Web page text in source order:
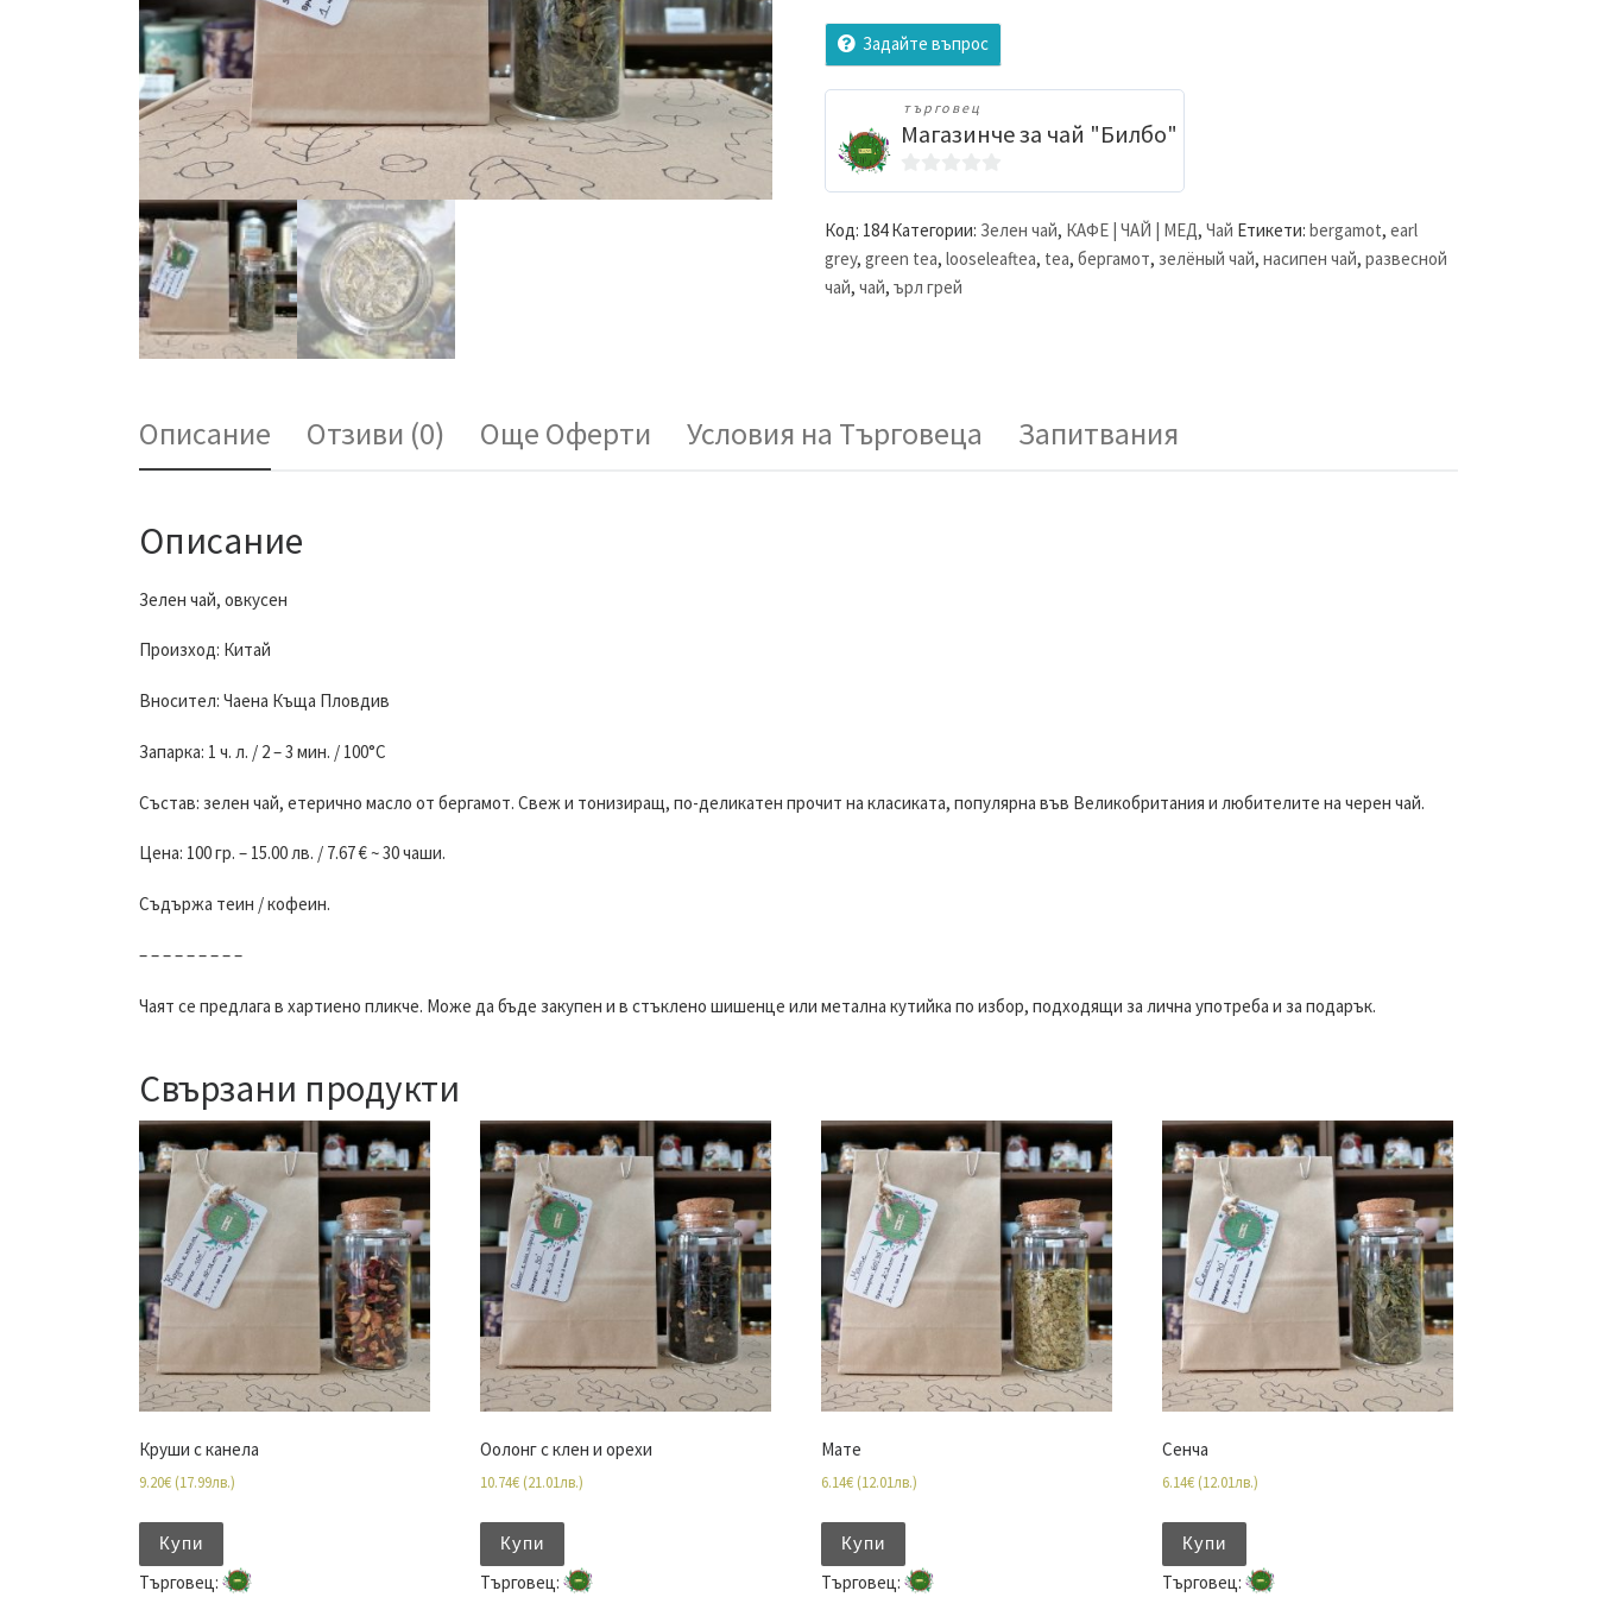
Задайте въпрос
търговец
Магазинче за чай "Билбо"
0
o
Код: 184Категории: Зелен чай, КАФЕ | ЧАЙ | МЕД,Чай Етикети:bergamot,earl
grey,green tea,looseleaftea, tea,бергамот,зелёный чай,насипен чай,развесной
чай,чай,ърл грей
Описание Отзиви (0) Още Оферти Условия на Търговеца Запитвания
Описание
Зелен чай, овкусен
Произход: Китай
Вносител: Чаена Къща Пловдив
Запарка: 1 ч. л. / 2 – 3 мин. / 100°С
Състав: зелен чай, етерично масло от бергамот. Свеж и тонизиращ, по-деликатен прочит на класиката, популярна във Великобритания и любителите на черен чай.
Цена: 100 гр. – 15.00 лв. / 7.67 € ~ 30 чаши.
Съдържа теин / кофеин.
– – – – – – – – –
Чаят се предлага в хартиено пликче. Може да бъде закупен и в стъклено шишенце или метална кутийка по избор, подходящи за лична употреба и за подарък.
Свързани продукти
Круши с канела
9.20€ (17.99лв.)
Купи
Търговец:
Оолонг с клен и орехи
10.74€ (21.01лв.)
Купи
Търговец:
Мате
6.14€ (12.01лв.)
Купи
Търговец:
Сенча
6.14€ (12.01лв.)
Купи
Търговец: